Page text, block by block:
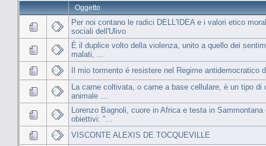
Oggetto
Per noi contano le radici DELL'IDEA e i valori etico
sociali dell'Ulivo
È il duplice volto della violenza, unito a quello dei
malati, ...
Il mio tormento é resistere nel Regime antidemocratico
La carne coltivata, o carne a base cellulare, è un tipo di
animale ...
Lorenzo Bagnoli, cuore in Africa e testa in Sammontana
obiettivi: "...
VISCONTE ALEXIS DE TOCQUEVILLE